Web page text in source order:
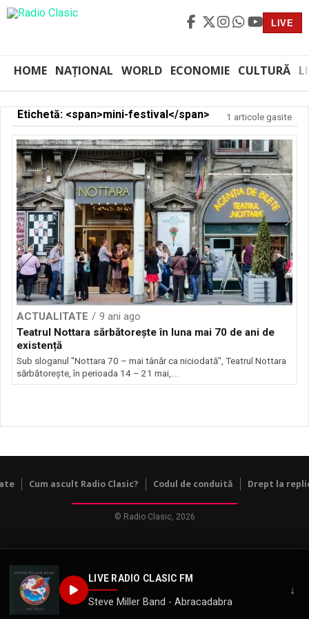
LIVE
HOME NAȚIONAL WORLD ECONOMIE CULTURĂ
LIVE RADIO CLASIC FM
Steve Miller Band - Abracadabra
↓
Etichetă: <span>mini-festival</span> 1 articole gasite
ACTUALITATE
9 ani ago
Teatrul Nottara sărbătorește în luna mai 70 de ani de
existență
Sub sloganul "Nottara 70 – mai tânăr ca niciodată", Teatrul Nottara
sărbătorește, în perioada 14 – 21 mai,...
Cum ascult Radio Clasic? Codul de conduită Drept la
© Radio Clasic, 2026